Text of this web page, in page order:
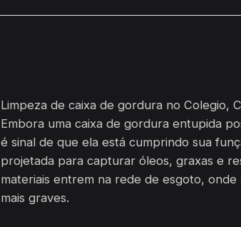
Limpeza de caixa de gordura no Colegio,
Embora uma caixa de gordura entupida
é sinal de que ela está cumprindo sua
projetada para capturar óleos, graxas e
materiais entrem na rede de esgoto,
mais graves.